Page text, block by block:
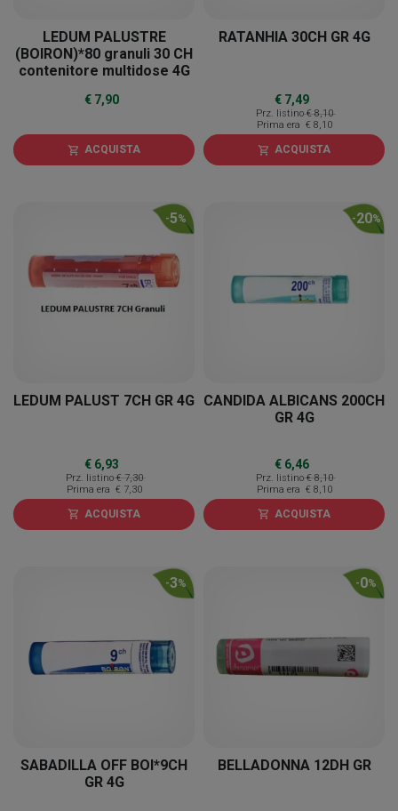
LEDUM PALUSTRE
(BOIRON)*80 granuli 30 CH
contenitore multidose 4G
€ 7,90
shopping_cart ACQUISTA
RATANHIA 30CH GR 4G
€ 7,49
Prz. listino € 8,10
Prima era € 8,10
shopping_cart ACQUISTA
-5%
LEDUM PALUST 7CH GR 4G
€ 6,93
Prz. listino € 7,30
Prima era € 7,30
shopping_cart ACQUISTA
-20%
CANDIDA ALBICANS 200CH
GR 4G
€ 6,46
Prz. listino € 8,10
Prima era € 8,10
shopping_cart ACQUISTA
-3%
SABADILLA OFF BOI*9CH
GR 4G
-0%
BELLADONNA 12DH GR